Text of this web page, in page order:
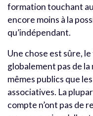
formation touchant
encore moins à la
qu’indépendant.
Une chose est sûre,
globalement pas de
mêmes publics que
associatives. La
compte n’ont pas de